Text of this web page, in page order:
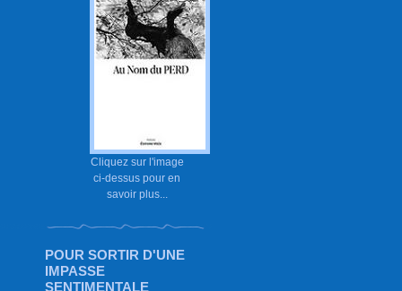
Cliquez sur l'image
ci-dessus pour en
savoir plus...
POUR SORTIR D'UNE
IMPASSE
SENTIMENTALE